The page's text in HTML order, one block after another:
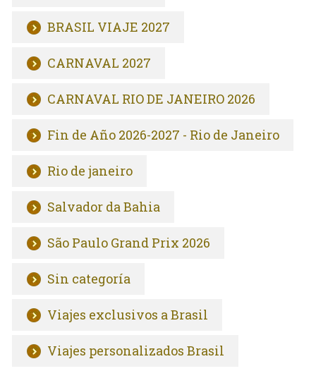
BRASIL VIAJE 2027
CARNAVAL 2027
CARNAVAL RIO DE JANEIRO 2026
Fin de Año 2026-2027 - Rio de Janeiro
Rio de janeiro
Salvador da Bahia
São Paulo Grand Prix 2026
Sin categoría
Viajes exclusivos a Brasil
Viajes personalizados Brasil